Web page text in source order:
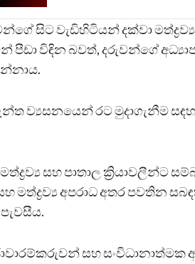
සිට වැඩිහිටියන් දක්වා
පීඩා විඳින බවත්, දරුවන්ගේ
ව්‍යසනයෙන් රට මුදාගැනීම
සහ පාතාල ක්‍රියාවලීන්ට
මත්ද්‍රව්‍ය අපරාධ අතර පවතින
ජාවාරම්කරුවන් සහ